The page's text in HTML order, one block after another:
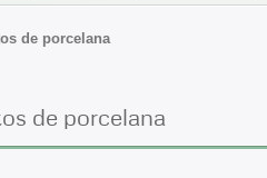
de porcelana
de porcelana